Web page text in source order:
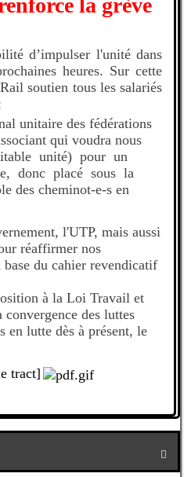

la grève
d’impulser l'unité dans
heures. Sur cette
soutien tous les salariés
unitaire des fédérations
qui voudra nous
unité) pour un
donc placé sous la
des cheminot-e-s en
l'UTP, mais aussi
réaffirmer nos
du cahier revendicatif
à la Loi Travail et
des luttes
en lutte dès à présent, le
tract]